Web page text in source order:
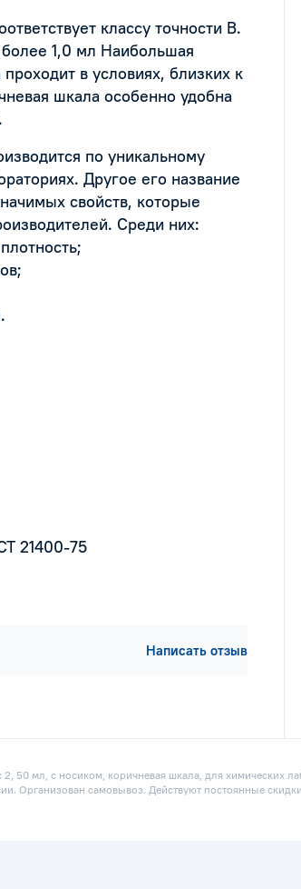
классу точности В.
1,0 мл Наибольшая
в условиях, близких к
шкала особенно удобна
по уникальному
Другое его название
свойств, которые
Среди них:
21400-75
Написать отзыв
50 мл, с носиком, коричневая шкала, для химических
Организован самовывоз. Действуют постоянные